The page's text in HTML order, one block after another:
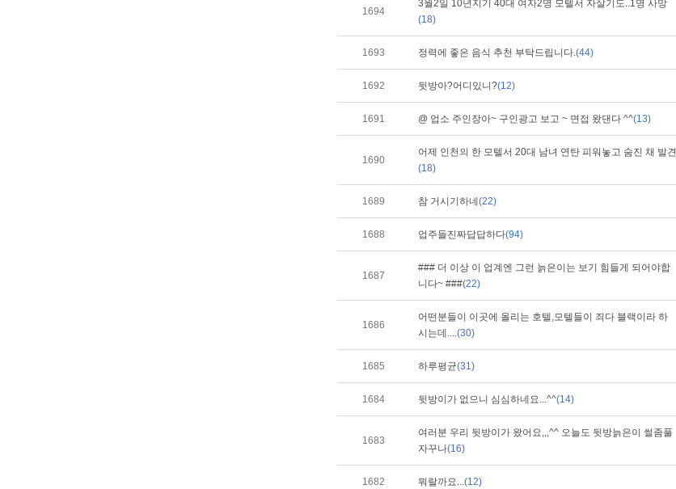
1694
3월2일 10년지기 40대 여자2명 모텔서 자살기도..1명 사망
(18)
1693 정력에 좋은 음식 추천 부탁드립니다.(44)
1692 뒷방아?어디있니?(12)
1691 @ 업소 주인장아~ 구인광고 보고 ~ 면접 왔댄다 ^^(13)
1690
어제 인천의 한 모텔서 20대 남녀 연탄 피워놓고 숨진 채 발견
(18)
1689 참 거시기하네 (22)
1688 업주들진짜답답하다(94)
1687
### 더 이상 이 업계엔 그런 늙은이는 보기 힘들게 되어야합
니다~ ###(22)
1686
어떤분들이 이곳에 올리는 호텔,모텔들이 죄다 블랙이라 하
시는데....(30)
1685 하루평균(31)
1684 뒷방이가 없으니 심심하네요...^^(14)
1683
여러분 우리 뒷방이가 왔어요,,,^^ 오늘도 뒷방늙은이 썰좀풀
자꾸나(16)
1682 뭐랄까요...(12)